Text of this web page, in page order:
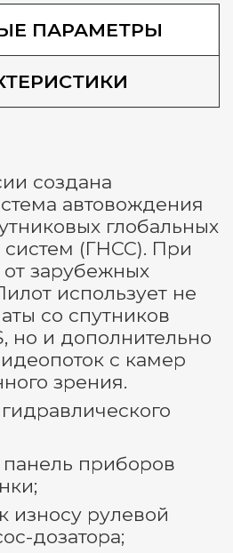
ПАРАМЕТРЫ
создана
автовождения
глобальных
(ГНСС). При
от зарубежных
использует не
со спутников
но и дополнительно
с камер
зрения.
приборов
износу рулевой
дозатора;